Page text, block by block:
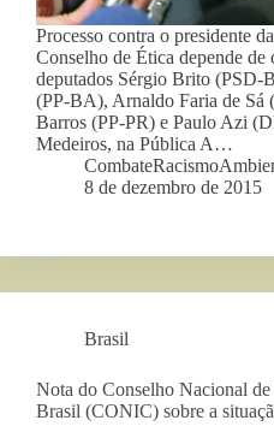
Processo contra o presidente
Conselho de Ética depende de
deputados Sérgio Brito (PSD-
(PP-BA), Arnaldo Faria de Sá
Barros (PP-PR) e Paulo Azi
Medeiros, na Pública A…
8 de dezembro de 2015
Brasil
Nota do Conselho Nacional
Brasil (CONIC) sobre a